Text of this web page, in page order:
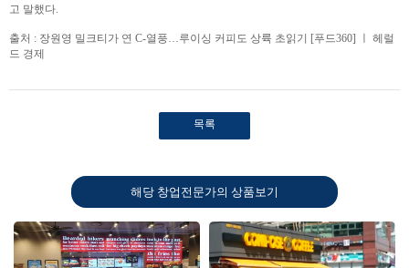
고 말했다.
출처 : 장원영 밀크티가 연 C-열풍…루이싱 커피도 상륙 초읽기 [푸드360] ㅣ 헤럴
드 경제
목록
해당 창업전문가의 상품보기